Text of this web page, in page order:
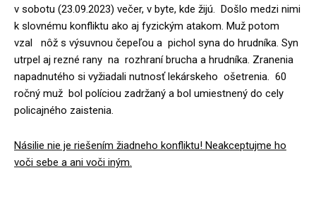
v sobotu (23.09.2023) večer, v byte, kde žijú. Došlo medzi nimi
k slovnému konfliktu ako aj fyzickým atakom. Muž potom
vzal nôž s výsuvnou čepeľou a pichol syna do hrudníka. Syn
utrpel aj rezné rany na rozhraní brucha a hrudníka. Zranenia
napadnutého si vyžiadali nutnosť lekárskeho ošetrenia. 60
ročný muž bol políciou zadržaný a bol umiestnený do cely
policajného zaistenia.
Násilie nie je riešením žiadneho konfliktu! Neakceptujme ho
voči sebe a ani voči iným.